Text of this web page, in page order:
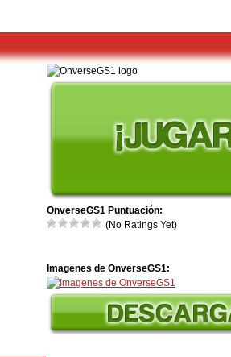
OnverseGS1 Puntuación:
(No Ratings Yet)
Imagenes de OnverseGS1: